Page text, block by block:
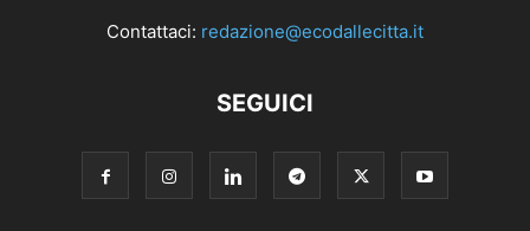
Contattaci: redazione@ecodallecitta.it
SEGUICI